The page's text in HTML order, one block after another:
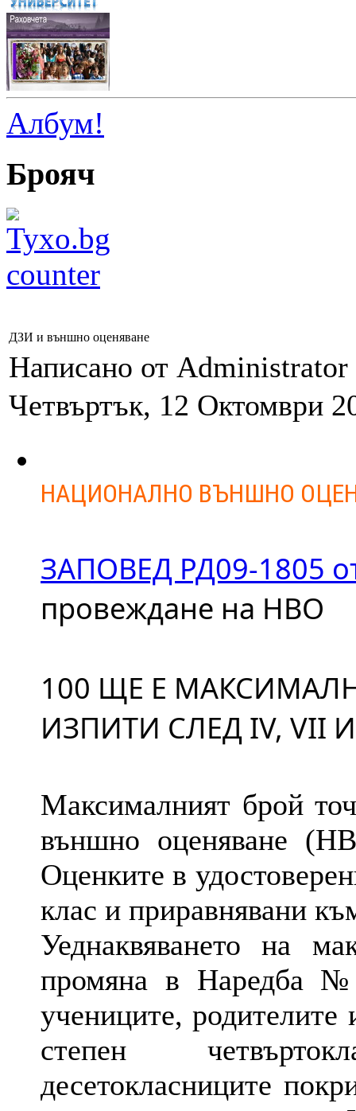
Албум!
Брояч
ДЗИ и външно оценяване
Написано от Administrator
Четвъртък, 12 Октомври
НАЦИОНАЛНО ВЪНШНО
ЗАПОВЕД РД09-1805
провеждане на НВО
100 ЩЕ Е
ИЗПИТИ СЛЕД IV, VII
Максималният брой
външно оценяване
Оценките в
клас и приравнявани
Уеднаквяването на
промяна в Наредба
учениците, родителите
степен
десетокласниците